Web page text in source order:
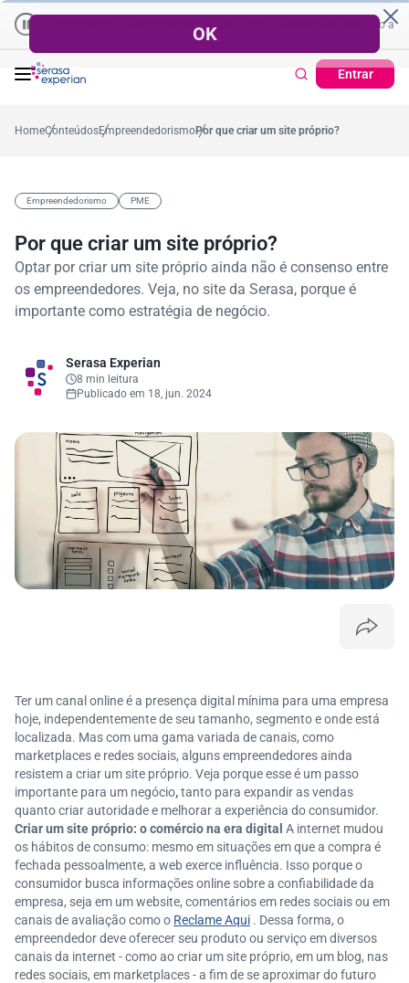
Empresas | Recuperação de Crédito
Entrar
57,2% Cartão de Crédito | Cadastro
HomeConteúdosEmpreendedorismoPor que criar um site próprio?
Empreendedorismo PME
Por que criar um site próprio?
Optar por criar um site próprio ainda não é consenso entre
os empreendedores. Veja, no site da Serasa, porque é
importante como estratégia de negócio.
Serasa Experian
8 min leitura
Publicado em 18, jun. 2024
Ter um canal online é a presença digital mínima para uma empresa
hoje, independentemente de seu tamanho, segmento e onde está
localizada. Mas com uma gama variada de canais, como
marketplaces e redes sociais, alguns empreendedores ainda
resistem a criar um site próprio. Veja porque esse é um passo
importante para um negócio,tanto para expandir as vendas
quanto criar autoridade e melhorar a experiência do consumidor.
Criar um site próprio: o comércio na era digital A internet mudou
os hábitos de consumo: mesmo em situações em que a compra é
fechada pessoalmente, a web exerce influência. Isso porque o
consumidor busca informações online sobre a confiabilidade da
empresa, seja em um website, comentários em redes sociais ou em
canais de avaliação como o Reclame Aqui . Dessa forma, o
empreendedor deve oferecer seu produto ou serviço em diversos
canais da internet - como ao criar um site próprio, em um blog, nas
redes sociais, em marketplaces - a fim de se aproximar do futuro